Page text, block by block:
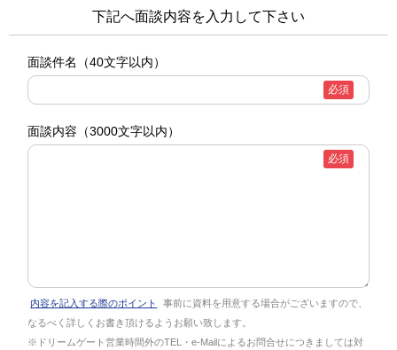
下記へ面談内容を入力して下さい
面談件名 （40文字以内）
必須
面談内容 （3000文字以内）
必須
内容を記入する際のポイント
事前に資料を用意する場合がございますので、
なるべく詳しくお書き頂けるようお願い致します。
※ドリームゲート営業時間外のTEL・e-Mailによるお問合せにつきましては対